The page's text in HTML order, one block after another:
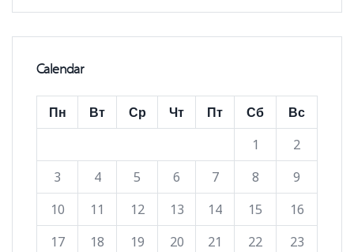
Calendar
Пн Вт Ср Чт Пт Сб
Вс
1
2
3
4 5 6 7 8
9
10
11 12 13 14 15
16
17
18 19 20 21 22
23